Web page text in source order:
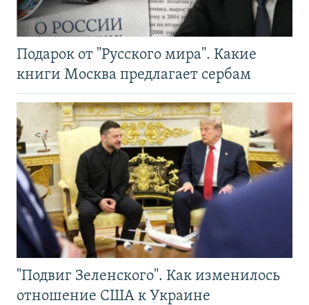
Подарок от "Русского мира". Какие
книги Москва предлагает сербам
"Подвиг Зеленского". Как изменилось
отношение США к Украине